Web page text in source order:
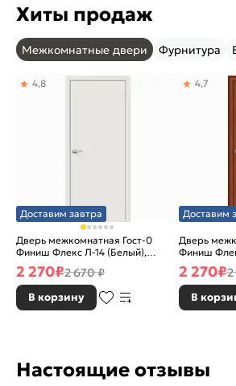
Хиты продаж
Межкомнатные двери Фурнитура
Доставим завтра
Дверь межкомнатная Гост-0
Финиш Флекс Л-14 (Белый),
глухая, каркасно-щитовая
4,8
2 270₽2 670 ₽
В корзину
Доставим
Дверь
Финиш
Л-11
каркасно-
4,7
2 270₽
В
Настоящие отзывы